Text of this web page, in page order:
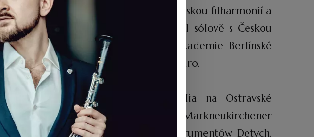
Filharmonií Hradec Králové, Jihočeskou filharmonií a
Trio Bohémo. V roce 2014 hrál sólově s Českou
v Berlíně se členy Karajanovy Akademie Berlínské
Rudolfinu v rámci festivalu Pražské jaro.
současného doktorského studia na Ostravské
soutěží, například Markneukirchener
Międzynarodowy Konkurs Instrumentów Dętych.